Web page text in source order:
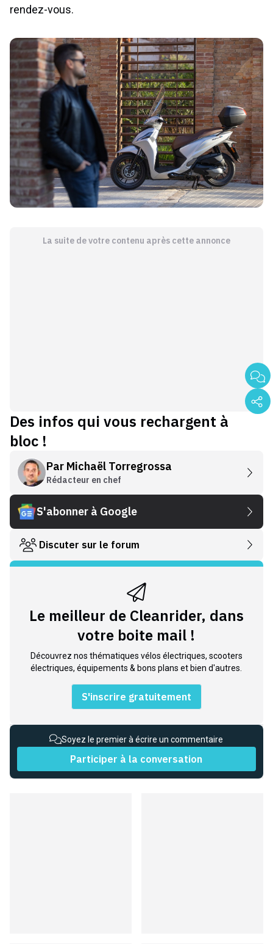
rendez-vous.
La suite de votre contenu après cette annonce
Des infos qui vous rechargent à
bloc !
Par Michaël Torregrossa
Rédacteur en chef
S'abonner à Google
Discuter sur le forum
Le meilleur de Cleanrider, dans
votre boite mail !
Découvrez nos thématiques vélos électriques, scooters
électriques, équipements & bons plans et bien d'autres.
S'inscrire gratuitement
Soyez le premier à écrire un commentaire
Participer à la conversation